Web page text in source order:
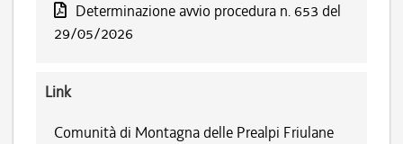
Determinazione avvio procedura n. 653 del
29/05/2026
Link
Comunità di Montagna delle Prealpi Friulane